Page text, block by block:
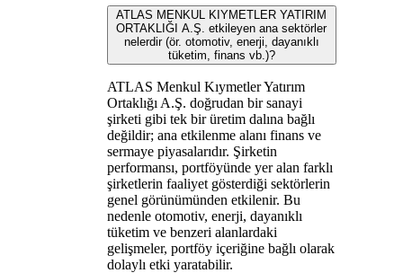
ATLAS MENKUL KIYMETLER YATIRIM
ORTAKLIĞI A.Ş. etkileyen ana sektörler
nelerdir (ör. otomotiv, enerji, dayanıklı
tüketim, finans vb.)?
ATLAS Menkul Kıymetler Yatırım
Ortaklığı A.Ş. doğrudan bir sanayi
şirketi gibi tek bir üretim dalına bağlı
değildir; ana etkilenme alanı finans ve
sermaye piyasalarıdır. Şirketin
performansı, portföyünde yer alan farklı
şirketlerin faaliyet gösterdiği sektörlerin
genel görünümünden etkilenir. Bu
nedenle otomotiv, enerji, dayanıklı
tüketim ve benzeri alanlardaki
gelişmeler, portföy içeriğine bağlı olarak
dolaylı etki yaratabilir.